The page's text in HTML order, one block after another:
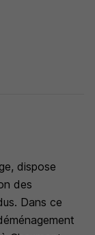
dispose
des
Dans ce